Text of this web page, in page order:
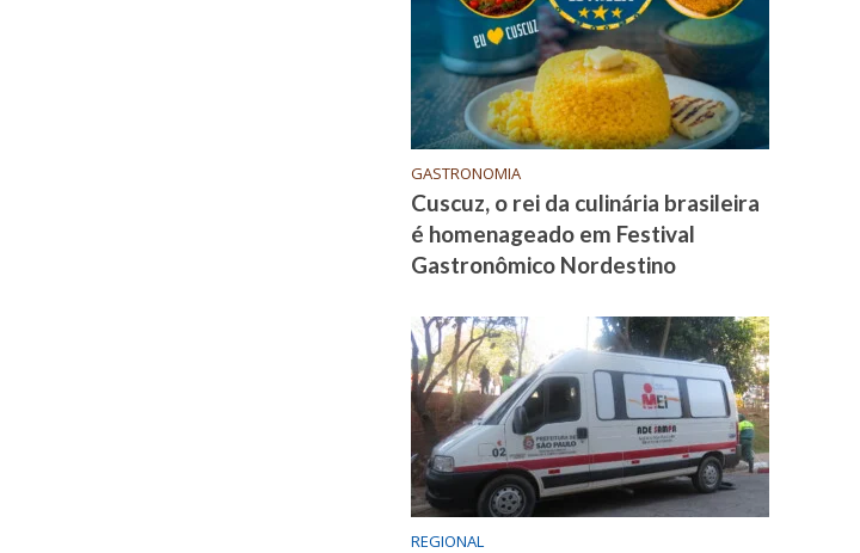
GASTRONOMIA
Cuscuz, o rei da culinária brasileira
é homenageado em Festival
Gastronômico Nordestino
REGIONAL